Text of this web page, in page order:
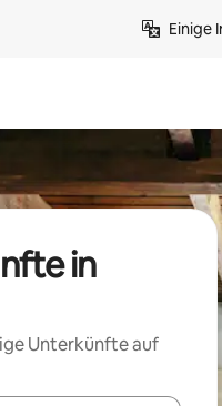
Einige
in
Unterkünfte auf